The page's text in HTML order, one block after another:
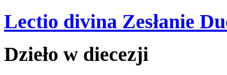
Lectio divina Zesłanie
Dzieło w diecezji